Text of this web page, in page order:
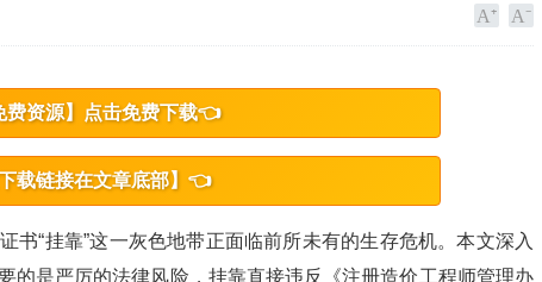
费资源】点击免费下载👈
载链接在文章底部】👈
书“挂靠”这一灰色地带正面临前所未有的生存危机。本文深入
的是严厉的法律风险，挂靠直接违反《注册造价工程师管理办